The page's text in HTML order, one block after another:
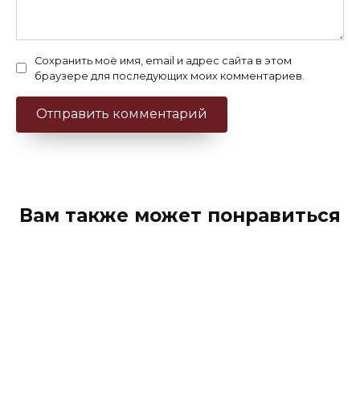
Сохранить моё имя, email и адрес сайта в этом
браузере для последующих моих комментариев.
Вам также может понравиться